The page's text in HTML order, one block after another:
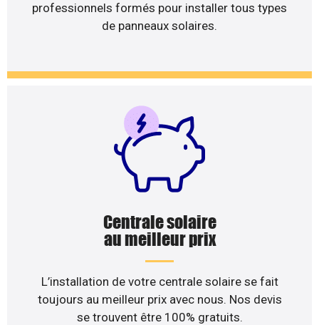
professionnels formés pour installer tous types
de panneaux solaires.
Centrale solaire
au meilleur prix
L’installation de votre centrale solaire se fait
toujours au meilleur prix avec nous. Nos devis
se trouvent être 100% gratuits.